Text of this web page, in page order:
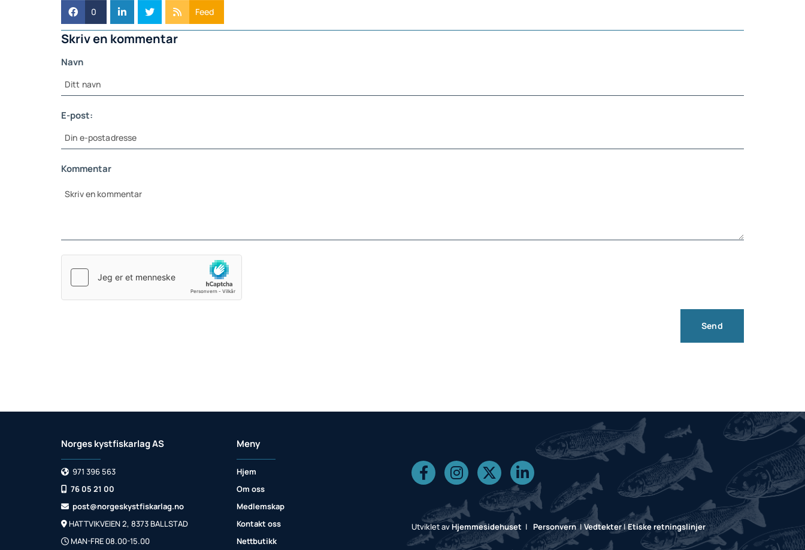
0 Feed
Skriv en kommentar
Navn
E-post:
Kommentar
Norges kystfiskarlag AS
 971 396 563
 76 05 21 00
 post@norgeskystfiskarlag.no
 HATTVIKVEIEN 2, 8373 BALLSTAD
 MAN-FRE 08.00-15.00
Meny
Hjem
Om oss
Medlemskap
Kontakt oss
Nettbutikk
Utviklet av Hjemmesidehuset | Personvern|Vedtekter|Etiske retningslinjer